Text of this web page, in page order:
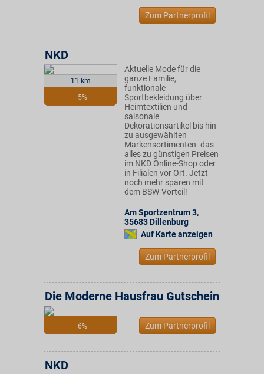
Zum Partnerprofil
11 km
5%
NKD
Aktuelle Mode für die
ganze Familie,
funktionale
Sportbekleidung über
Heimtextilien und
saisonale
Dekorationsartikel bis hin
zu ausgewählten
Markensortimenten- das
alles zu günstigen Preisen
im NKD Online-Shop oder
in Filialen vor Ort. Jetzt
noch mehr sparen mit
dem BSW-Vorteil!
Am Sportzentrum 3,
35683 Dillenburg
Auf Karte anzeigen
Zum Partnerprofil
6%
Die Moderne Hausfrau Gutschein
Zum Partnerprofil
NKD